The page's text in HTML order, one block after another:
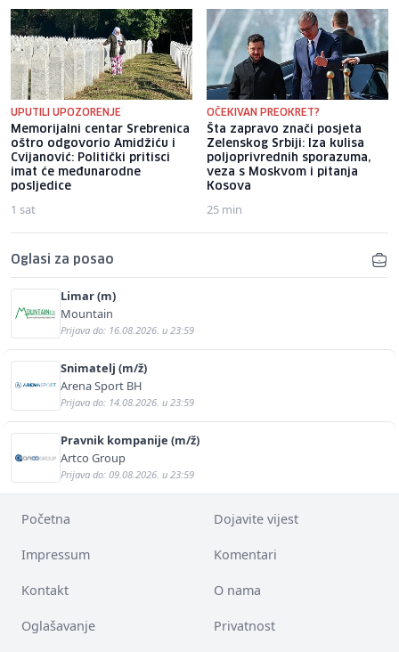
UPUTILI UPOZORENJE
Memorijalni centar Srebrenica
oštro odgovorio Amidžiću i
Cvijanović: Politički pritisci
imat će međunarodne
posljedice
1 sat
OČEKIVAN PREOKRET?
Šta zapravo znači posjeta
Zelenskog Srbiji: Iza kulisa
poljoprivrednih sporazuma,
veza s Moskvom i pitanja
Kosova
25 min
Oglasi za posao
Limar (m)
Mountain
Prijava do: 16.08.2026. u 23:59
Snimatelj (m/ž)
Arena Sport BH
Prijava do: 14.08.2026. u 23:59
Pravnik kompanije (m/ž)
Artco Group
Prijava do: 09.08.2026. u 23:59
Početna Dojavite vijest
Impressum Komentari
Kontakt O nama
Oglašavanje Privatnost